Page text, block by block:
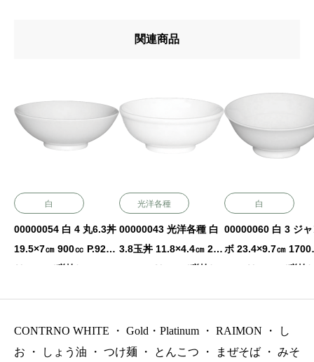
関連商品
白
00000054 白 4 丸6.3丼
19.5×7㎝ 900㏄ P.92
￥1450（税抜）
光洋各種
00000043 光洋各種 白
3.8玉丼 11.8×4.4㎝ 230
㏄ P.88 ￥700（税抜）
白
00000060 白 3 ジ
ボ 23.4×9.7㎝ 1700
P.91 ￥6200（税抜
CONTRNO WHITE ・ Gold・Platinum ・ RAIMON ・
し
お
・ しょう油 ・ つけ麺 ・ とんこつ ・ まぜそば ・ みそ